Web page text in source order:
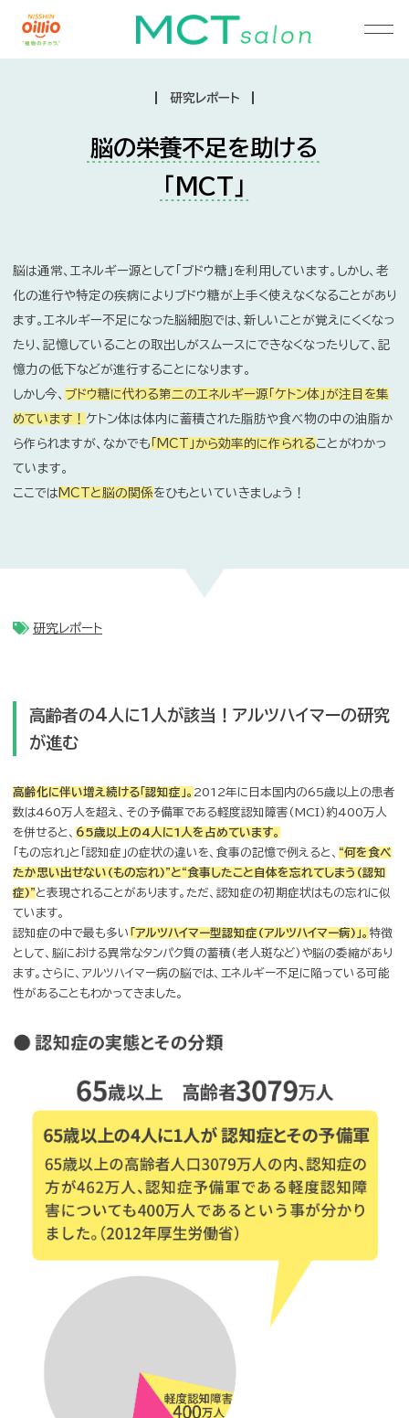
研究レポート
脳の栄養不足を助ける
「MCT」
脳は通常、エネルギー源として「ブドウ糖」を利用しています。しか
化の進行や特定の疾病によりブドウ糖が上手く使えなくなること
ます。エネルギー不足になった脳細胞では、新しいことが覚えにく
憶力の低下などが進行することになります。
しかし今、ブドウ糖に代わる第二のエネルギー源「ケトン体」が注目
めています！
ら作られますが、なかでも「MCT」から効率的に作られる
高齢者の4人に1人が該当！アルツハイマーの
が進む
高齢化に伴い増え続ける「認知症」。2012年に日本国内の65歳以上
数は460万人を超え、その予備軍である軽度認知障害(MCI)約400
を併せると、 65歳以上の4人に1人を占めています。
「もの忘れ」と「認知症」の症状の違いを、食事の記憶で例えると、“何
たか思い出せない(もの忘れ)”と“食事したこと自体を忘れてしまう(
症)”と表現されることがあります。ただ、認知症の初期症状はもの忘
認知症の中で最も多い「アルツハイマー型認知症(アルツハイマー病)」。
ます。さらに、アルツハイマー病の脳では、エネルギー不足に陥ってい
性があることもわかってきました。